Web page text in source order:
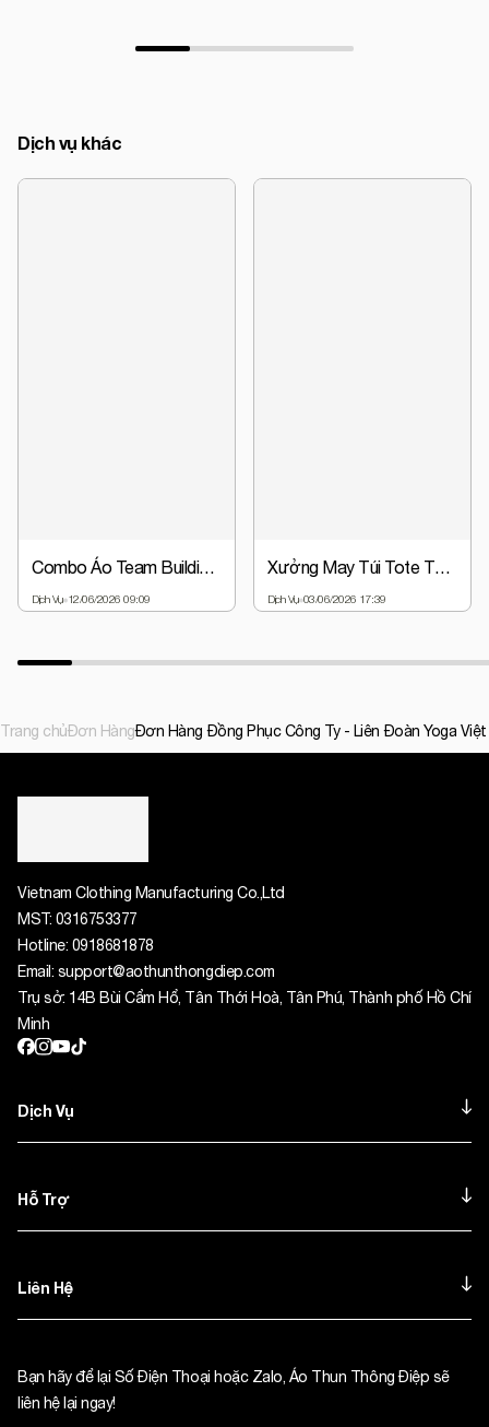
Dịch vụ khác
Combo Áo Team Building + Nón Đồng Phục Chỉ Từ 63.000đ | Giá Gốc Tại Xưởng
Dịch Vụ 12/06/2026 09:09
Xưởng May Túi Tote Theo Yêu Cầu - Thiết Kế Miễn Phí, Giá Gốc
Dịch Vụ 03/06/2026 17:39
Trang chủĐơn HàngĐơn Hàng Đồng Phục Công Ty - Liên Đoàn Yoga Việt
Vietnam Clothing Manufacturing Co.,Ltd
MST: 0316753377
Hotline: 0918681878
Email: support@aothunthongdiep.com
Trụ sở: 14B Bùi Cẩm Hổ, Tân Thới Hoà, Tân Phú, Thành phố Hồ Chí
Minh
Dịch Vụ
Hỗ Trợ
Liên Hệ
Bạn hãy để lại Số Điện Thoại hoặc Zalo, Áo Thun Thông Điệp sẽ
liên hệ lại ngay!